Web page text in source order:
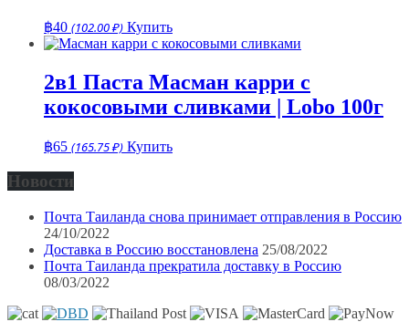
฿40 (102.00 ₽) Купить
2в1 Паста Масман карри с
кокосовыми сливками | Lobo 100г
฿65 (165.75 ₽) Купить
Новости
Почта Таиланда снова принимает отправления в Россию
24/10/2022
Доставка в Россию восстановлена 25/08/2022
Почта Таиланда прекратила доставку в Россию
08/03/2022